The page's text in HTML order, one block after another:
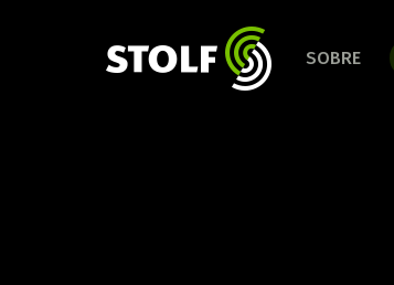
SOBRE
LANZAMIENTOS 2025